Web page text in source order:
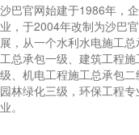
沙巴官网始建于1986年，
业，于2004年改制为沙巴
展，从一个水利水电施工
工总承包一级、建筑工程
级、机电工程施工总承包
园林绿化三级，环保工程
业。